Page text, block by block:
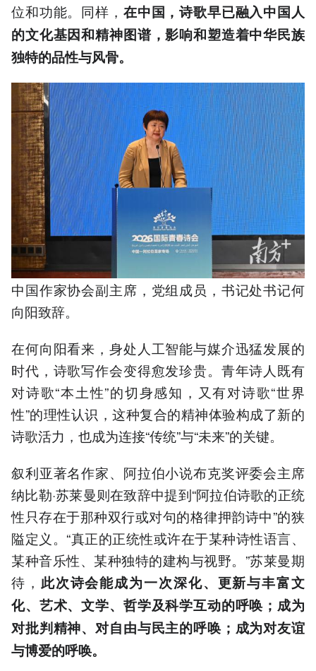
位和功能。同样， 在中国，诗歌早已融入中国人
的文化基因和精神图谱，影响和塑造着中华民族
独特的品性与风骨。
中国作家协会副主席，党组成员，书记处书记何
向阳致辞。
在何向阳看来，身处人工智能与媒介迅猛发展的
时代，诗歌写作会变得愈发珍贵。青年诗人既有
对诗歌“本土性”的切身感知，又有对诗歌“世界
性”的理性认识，这种复合的精神体验构成了新的
诗歌活力，也成为连接“传统”与“未来”的关键。
叙利亚著名作家、阿拉伯小说布克奖评委会主席
纳比勒·苏莱曼则在致辞中提到“阿拉伯诗歌的正统
性只存在于那种双行或对句的格律押韵诗中”的狭
隘定义。“真正的正统性或许在于某种诗性语言、
某种音乐性、某种独特的建构与视野。”苏莱曼期
待， 此次诗会能成为一次深化、更新与丰富文
化、艺术、文学、哲学及科学互动的呼唤；成为
对批判精神、对自由与民主的呼唤；成为对友谊
与博爱的呼唤。